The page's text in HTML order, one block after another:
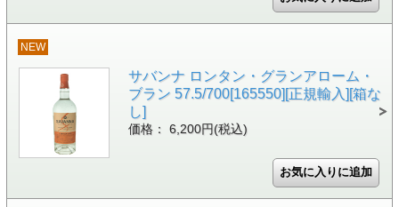
NEW
サバンナ ロンタン・グランアローム・
ブラン 57.5/700[165550][正規輸入][箱な
し]
価格： 6,200円(税込)